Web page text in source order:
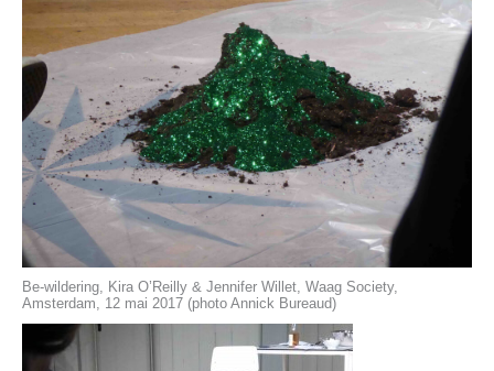
Be-wildering, Kira O’Reilly & Jennifer Willet, Waag Society,
Amsterdam, 12 mai 2017 (photo Annick Bureaud)